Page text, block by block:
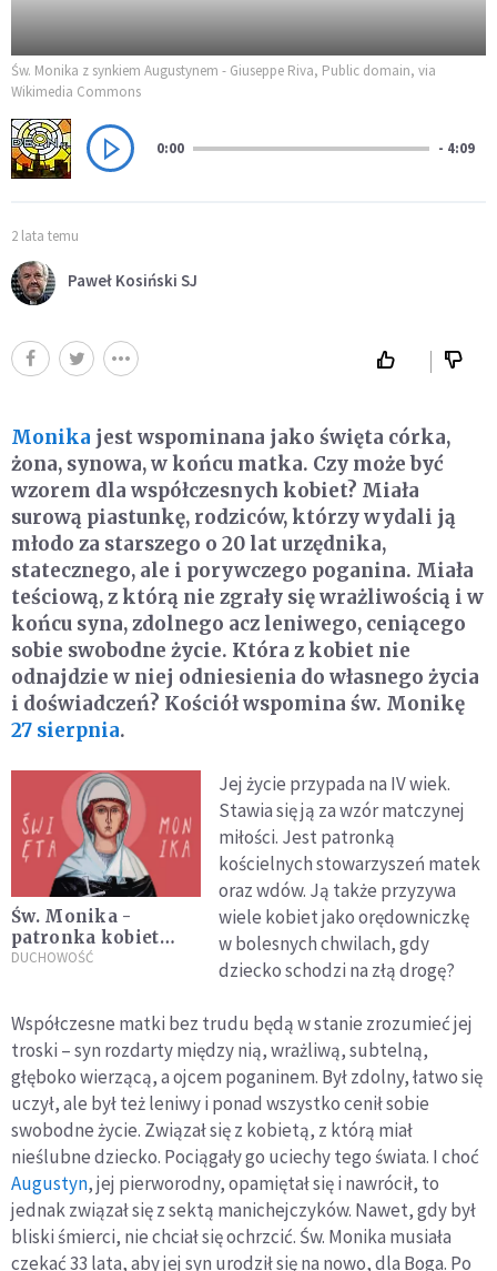
Św. Monika z synkiem Augustynem - Giuseppe Riva, Public domain, via
Wikimedia Commons
0:00 - 4:09
2 lata temu
Paweł Kosiński SJ
Monika jest wspominana jako święta córka,
żona, synowa, w końcu matka. Czy może być
wzorem dla współczesnych kobiet? Miała
surową piastunkę, rodziców, którzy wydali ją
młodo za starszego o 20 lat urzędnika,
statecznego, ale i porywczego poganina. Miała
teściową, z którą nie zgrały się wrażliwością i w
końcu syna, zdolnego acz leniwego, ceniącego
sobie swobodne życie. Która z kobiet nie
odnajdzie w niej odniesienia do własnego życia
i doświadczeń? Kościół wspomina św. Monikę
27 sierpnia.
Św. Monika -
patronka kobiet
wszystkich stanów
DUCHOWOŚĆ
Jej życie przypada na IV wiek.
Stawia się ją za wzór matczynej
miłości. Jest patronką
kościelnych stowarzyszeń matek
oraz wdów. Ją także przyzywa
wiele kobiet jako orędowniczkę
w bolesnych chwilach, gdy
dziecko schodzi na złą drogę?
Współczesne matki bez trudu będą w stanie zrozumieć jej
troski – syn rozdarty między nią, wrażliwą, subtelną,
głęboko wierzącą, a ojcem poganinem. Był zdolny, łatwo się
uczył, ale był też leniwy i ponad wszystko cenił sobie
swobodne życie. Związał się z kobietą, z którą miał
nieślubne dziecko. Pociągały go uciechy tego świata. I choć
Augustyn, jej pierworodny, opamiętał się i nawrócił, to
jednak związał się z sektą manichejczyków. Nawet, gdy był
bliski śmierci, nie chciał się ochrzcić. Św. Monika musiała
czekać 33 lata, aby jej syn urodził się na nowo, dla Boga. Po